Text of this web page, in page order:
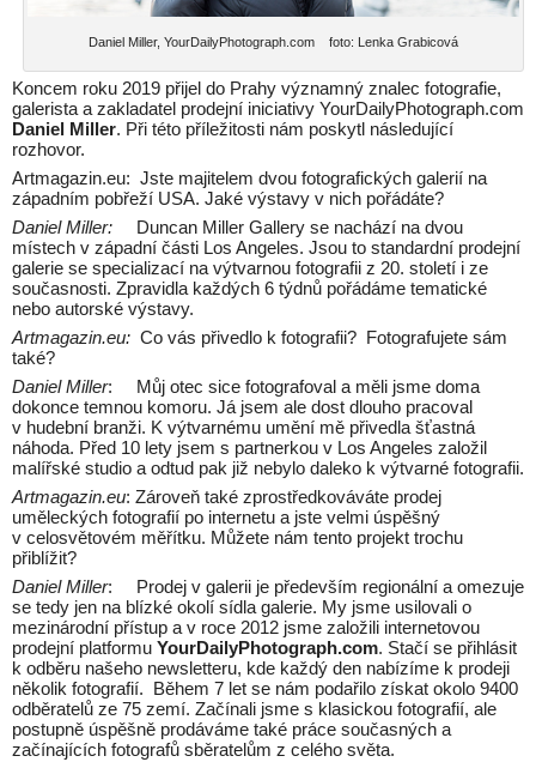
Daniel Miller, YourDailyPhotograph.com foto: Lenka Grabicová
Koncem roku 2019 přijel do Prahy významný znalec fotografie,
galerista a zakladatel prodejní iniciativy YourDailyPhotograph.com
Daniel Miller. Při této příležitosti nám poskytl následující
rozhovor.
Artmagazin.eu: Jste majitelem dvou fotografických galerií na
západním pobřeží USA. Jaké výstavy v nich pořádáte?
Daniel Miller:
Duncan Miller Gallery se nachází na dvou
místech v západní části Los Angeles. Jsou to standardní prodejní
galerie se specializací na výtvarnou fotografii z 20. století i ze
současnosti. Zpravidla každých 6 týdnů pořádáme tematické
nebo autorské výstavy.
Artmagazin.eu: Co vás přivedlo k fotografii? Fotografujete sám
také?
Daniel Miller: Můj otec sice fotografoval a měli jsme doma
dokonce temnou komoru. Já jsem ale dost dlouho pracoval
v hudební branži. K výtvarnému umění mě přivedla šťastná
náhoda. Před 10 lety jsem s partnerkou v Los Angeles založil
malířské studio a odtud pak již nebylo daleko k výtvarné fotografii.
Artmagazin.eu: Zároveň také zprostředkováváte prodej
uměleckých fotografií po internetu a jste velmi úspěšný
v celosvětovém měřítku. Můžete nám tento projekt trochu
přiblížit?
Daniel Miller: Prodej v galerii je především regionální a omezuje
se tedy jen na blízké okolí sídla galerie. My jsme usilovali o
mezinárodní přístup a v roce 2012 jsme založili internetovou
prodejní platformu YourDailyPhotograph.com. Stačí se přihlásit
k odběru našeho newsletteru, kde každý den nabízíme k prodeji
několik fotografií. Během 7 let se nám podařilo získat okolo 9400
odběratelů ze 75 zemí. Začínali jsme s klasickou fotografií, ale
postupně úspěšně prodáváme také práce současných a
začínajících fotografů sběratelům z celého světa.